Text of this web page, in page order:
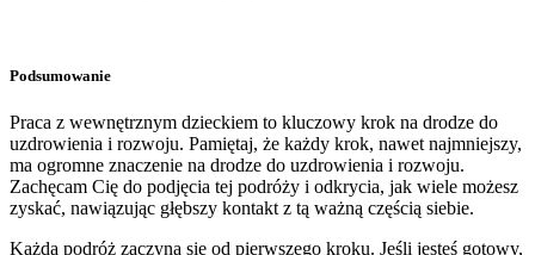
Podsumowanie
Praca z wewnętrznym dzieckiem to kluczowy krok na drodze do
uzdrowienia i rozwoju. Pamiętaj, że każdy krok, nawet najmniejszy,
ma ogromne znaczenie na drodze do uzdrowienia i rozwoju.
Zachęcam Cię do podjęcia tej podróży i odkrycia, jak wiele możesz
zyskać, nawiązując głębszy kontakt z tą ważną częścią siebie.
Każda podróż zaczyna się od pierwszego kroku. Jeśli jesteś gotowy,